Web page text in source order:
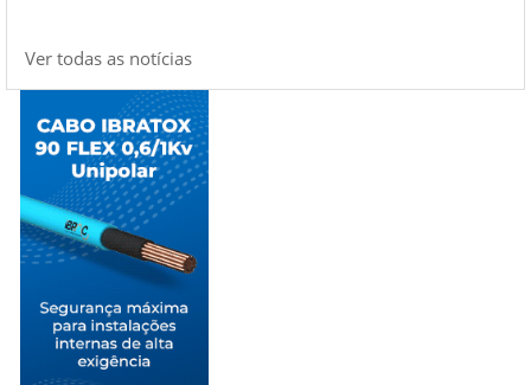
Ver todas as notícias